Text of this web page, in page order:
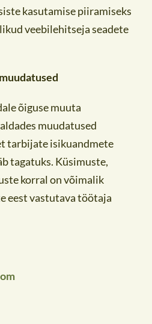
kasutamise piiramiseks
veebilehitseja seadete
õiguse muuta
muudatused
tarbijate isikuandmete
tagatuks. Küsimuste,
korral on võimalik
eest vastutava töötaja